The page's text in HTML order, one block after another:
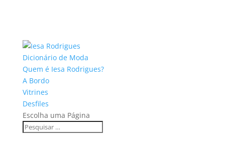
Dicionário de Moda
Quem é Iesa Rodrigues?
A Bordo
Vitrines
Desfiles
Escolha uma Página